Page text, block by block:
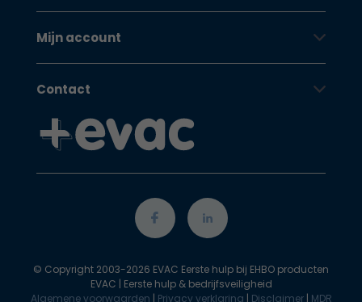
Mijn account
Contact
© Copyright 2003-2026 EVAC Eerste hulp bij EHBO producten
EVAC | Eerste hulp & bedrijfsveiligheid
Algemene voorwaarden | Privacy verklaring | Disclaimer| MDR